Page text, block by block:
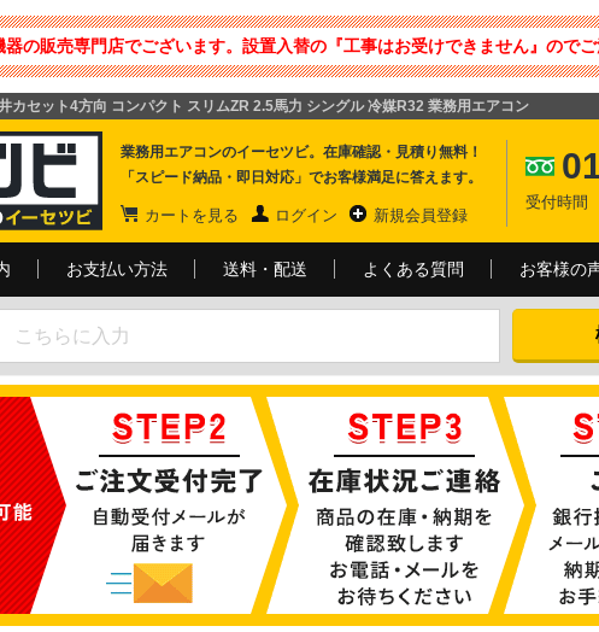
の販売専門店でございます。設置入替の『工事はお受けできません』ので
カセット4方向 コンパクト スリムZR 2.5馬力 シングル 冷媒R32 業務用エアコン
業務用エアコンのイーセツビ。在庫確認・見積り無料！
「スピード納品・即日対応」でお客様満足に答えます。
カートを見る ログイン 新規会員登録
受付時間
お支払い方法 送料・配送 よくある質問 お客様の